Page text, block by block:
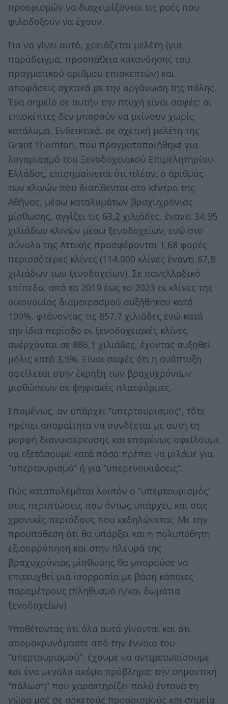
προορισμών να διαχειρίζονται τις ροές που
φιλοδοξούν να έχουν.
Για να γίνει αυτό, χρειάζεται μελέτη (για
παράδειγμα, προσπάθεια κατανόησης του
πραγματικού αριθμού επισκεπτών) και
αποφάσεις σχετικά με την οργάνωση της πόλης.
Ένα σημείο σε αυτήν την πτυχή είναι σαφές: οι
επισκέπτες δεν μπορούν να μείνουν χωρίς
κατάλυμα. Ενδεικτικά, σε σχετική μελέτη της
Grant Thornton, που πραγματοποιήθηκε για
λογαριασμό του Ξενοδοχειακού Επιμελητηρίου
Ελλάδος, επισημαίνεται ότι πλέον, ο αριθμός
των κλινών που διατίθενται στο κέντρο της
Αθήνας, μέσω καταλυμάτων βραχυχρόνιας
μίσθωσης, αγγίζει τις 63,2 χιλιάδες, έναντι 34,95
χιλιάδων κλινών μέσω ξενοδοχείων, ενώ στο
σύνολο της Αττικής προσφέρονται 1,68 φορές
περισσότερες κλίνες (114.000 κλίνες έναντι 67,8
χιλιάδων των ξενοδοχείων). Σε πανελλαδικό
επίπεδο, από το 2019 έως το 2023 οι κλίνες της
οικονομίας διαμοιρασμού αυξήθηκαν κατά
100%, φτάνοντας τις 857,7 χιλιάδες ενώ κατά
την ίδια περίοδο οι ξενοδοχειακές κλίνες
ανέρχονται σε 886,1 χιλιάδες, έχοντας αυξηθεί
μόλις κατά 3,5%. Είναι σαφές ότι η ανάπτυξη
οφείλεται στην έκρηξη των βραχυχρόνιων
μισθώσεων σε ψηφιακές πλατφόρμες.
Επομένως, αν υπάρχει ‘’υπερτουρισμός’’, τότε
πρέπει απαραίτητα να συνδέεται με αυτή τη
μορφή διανυκτέρευσης και επομένως οφείλουμε
να εξετάσουμε κατά πόσο πρέπει να μιλάμε για
‘’υπερτουρισμό’’ ή για ‘’υπερενοικιάσεις’’.
Πώς καταπολεμάται λοιπόν ο ‘’υπερτουρισμός’
στις περιπτώσεις που όντως υπάρχει, και στις
χρονικές περιόδους που εκδηλώνεται; Με την
προϋπόθεση ότι θα υπάρξει και η πολυπόθητη
εξισορρόπηση και στην πλευρά της
βραχυχρόνιας μίσθωσης θα μπορούσε να
επιτευχθεί μια ισορροπία με βάση κάποιες
παραμέτρους (πληθυσμό ή/και δωμάτια
ξενοδοχείων)
Υποθέτοντας ότι όλα αυτά γίνονται και ότι
απομακρυνόμαστε από την έννοια του
‘’υπερτουρισμού’’, έχουμε να αντιμετωπίσουμε
και ένα μεγάλο ακόμα πρόβλημα: την σημαντική
‘’πόλωση’’ που χαρακτηρίζει πολύ έντονα τη
χώρα μας σε αρκετούς προορισμούς και σημεία